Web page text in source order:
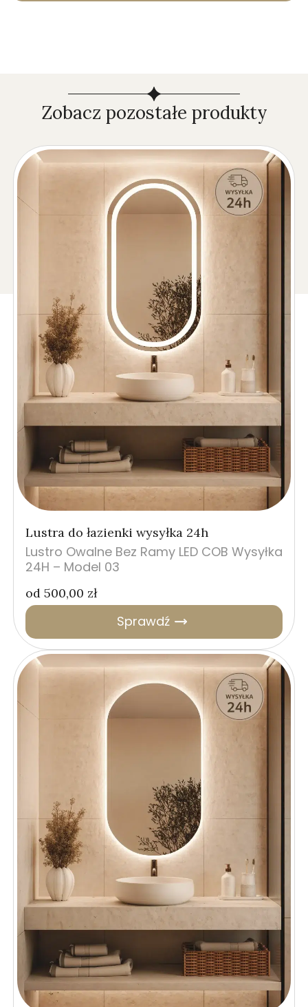
Zobacz pozostałe produkty
Lustra do łazienki wysyłka 24h
Lustro Owalne Bez Ramy LED COB Wysyłka
24H – Model 03
Sprawdź
od 500,00 zł